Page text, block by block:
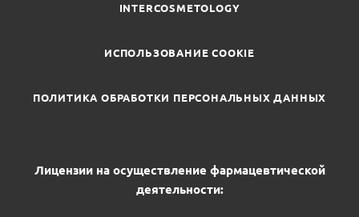
INTERCOSMETOLOGY
ИСПОЛЬЗОВАНИЕ COOKIE
ПОЛИТИКА ОБРАБОТКИ ПЕРСОНАЛЬНЫХ ДАННЫХ
Лицензии на осуществление фармацевтической
деятельности: